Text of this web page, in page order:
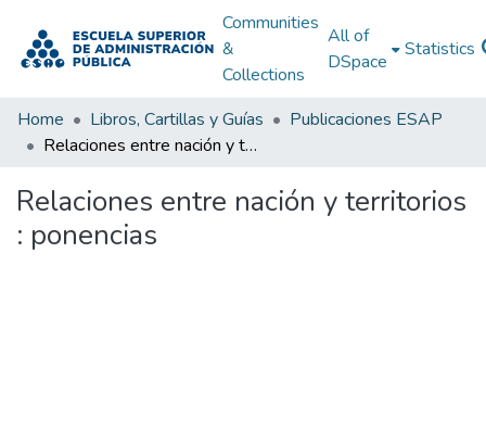
Communities
&
Collections
All of
DSpace
Statistics
Home Libros, Cartillas y Guías
Publicaciones ESAP
Relaciones entre nación y territorios : ponencias
Relaciones entre nación y territorios
: ponencias